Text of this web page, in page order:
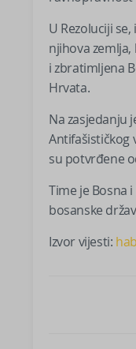
U Rezoluciji
njihova
i zbratimljena
Hrvata.
Na zasjedanju
Antifašističkog
su potvrđene
Time je Bosna
bosanske
Izvor vijesti: